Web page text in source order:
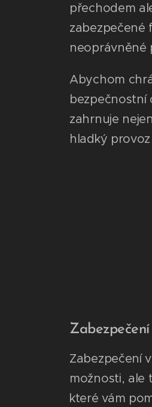
přechodem
zabezpečené
neoprávněné
Abychom
bezpečnostní
zahrnuje
hladký
Zabezpečení
možnosti, ale
které vám